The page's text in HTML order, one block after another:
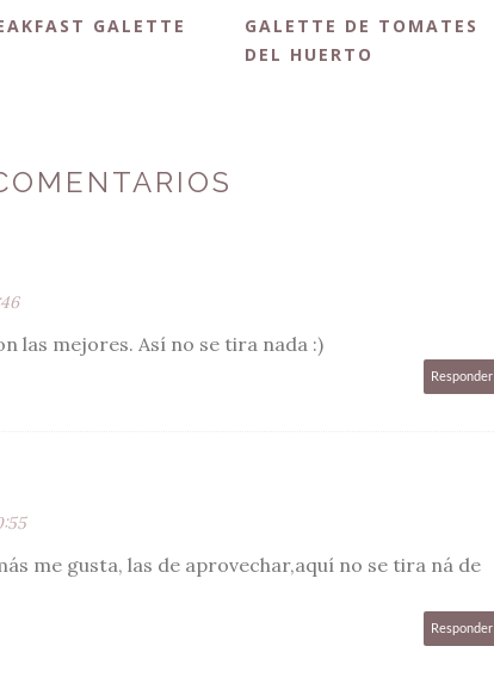
GALETTE
GALETTE DE TOMATES
DEL HUERTO
las mejores. Así no se tira nada :)
Responder
me gusta, las de aprovechar,aquí no se tira ná de
Responder